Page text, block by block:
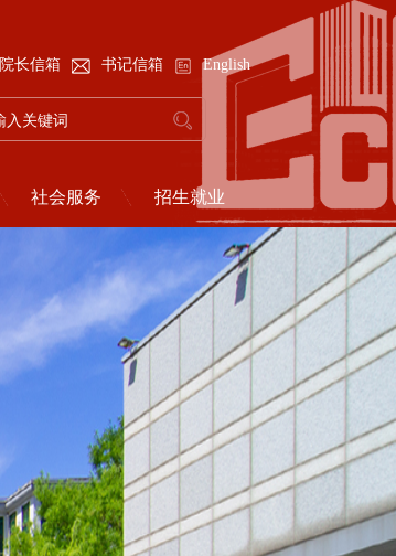
院长信箱 书记信箱 English
社会服务 招生就业